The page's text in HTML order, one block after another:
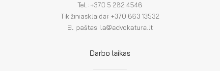
Tel.: +370 5 262 4546
Tik žiniasklaidai: +370 663 13532
El. paštas: la@advokatura.lt
Darbo laikas